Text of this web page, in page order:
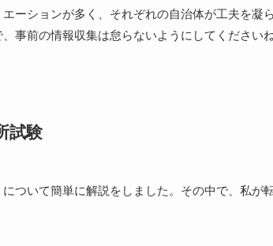
ーションが多く、それぞれの自治体が工夫を凝
事前の情報収集は怠らないようにしてくださいね
試験
ついて簡単に解説をしました。その中で、私が